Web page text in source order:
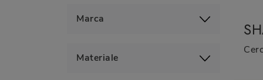
Marca
Materiale